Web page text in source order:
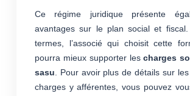
Ce régime juridique présente
avantages sur le plan social et fiscal.
termes, l’associé qui choisit cette
pourra mieux supporter lescharges
sasu . Pour avoir plus de détails sur
charges y afférentes, vous pouvez